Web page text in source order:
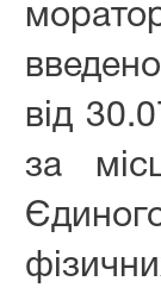
від
за